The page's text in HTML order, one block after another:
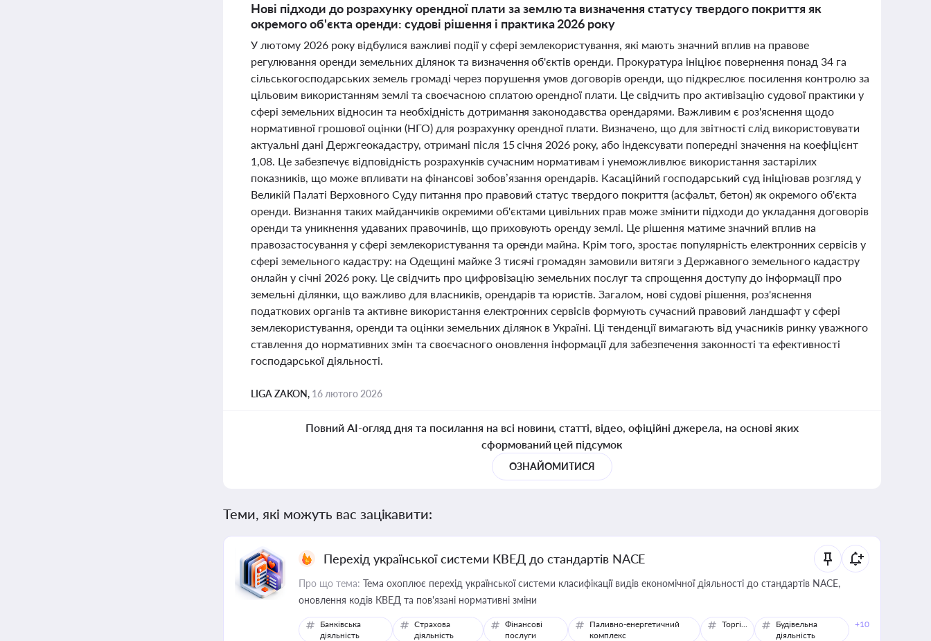
Нові підходи до розрахунку орендної плати за землю та визначення статусу твердого покриття як
окремого об'єкта оренди: судові рішення і практика 2026 року
У лютому 2026 року відбулися важливі події у сфері землекористування, які мають значний вплив на правове
регулювання оренди земельних ділянок та визначення об'єктів оренди. Прокуратура ініціює повернення понад 34 га
сільськогосподарських земель громаді через порушення умов договорів оренди, що підкреслює посилення контролю за
цільовим використанням землі та своєчасною сплатою орендної плати. Це свідчить про активізацію судової практики у
сфері земельних відносин та необхідність дотримання законодавства орендарями. Важливим є роз'яснення щодо
нормативної грошової оцінки (НГО) для розрахунку орендної плати. Визначено, що для звітності слід використовувати
актуальні дані Держгеокадастру, отримані після 15 січня 2026 року, або індексувати попередні значення на коефіцієнт
1,08. Це забезпечує відповідність розрахунків сучасним нормативам і унеможливлює використання застарілих
показників, що може впливати на фінансові зобов’язання орендарів. Касаційний господарський суд ініціював розгляд у
Великій Палаті Верховного Суду питання про правовий статус твердого покриття (асфальт, бетон) як окремого об'єкта
оренди. Визнання таких майданчиків окремими об'єктами цивільних прав може змінити підходи до укладання договорів
оренди та уникнення удаваних правочинів, що приховують оренду землі. Це рішення матиме значний вплив на
правозастосування у сфері землекористування та оренди майна. Крім того, зростає популярність електронних сервісів у
сфері земельного кадастру: на Одещині майже 3 тисячі громадян замовили витяги з Державного земельного кадастру
онлайн у січні 2026 року. Це свідчить про цифровізацію земельних послуг та спрощення доступу до інформації про
земельні ділянки, що важливо для власників, орендарів та юристів. Загалом, нові судові рішення, роз'яснення
податкових органів та активне використання електронних сервісів формують сучасний правовий ландшафт у сфері
землекористування, оренди та оцінки земельних ділянок в Україні. Ці тенденції вимагають від учасників ринку уважного
ставлення до нормативних змін та своєчасного оновлення інформації для забезпечення законності та ефективності
господарської діяльності.
LIGA ZAKON, 16 лютого 2026
Повний AI-огляд дня та посилання на всі новини, статті, відео, офіційні джерела, на основі яких
сформований цей підсумок
ОЗНАЙОМИТИСЯ
Теми, які можуть вас зацікавити:
Перехід української системи КВЕД до стандартів NACE
Про що тема: Тема охоплює перехід української системи класифікації видів економічної діяльності до стандартів NACE,
оновлення кодів КВЕД та пов'язані нормативні зміни
Банківська
діяльність
Страхова
діяльність
Фінансові
послуги
Паливно-енергетичний
комплекс
Торгівля
Будівельна
діяльність
+10